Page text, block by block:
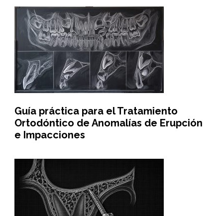
Guía práctica para el Tratamiento
Ortodóntico de Anomalías de Erupción
e Impacciones